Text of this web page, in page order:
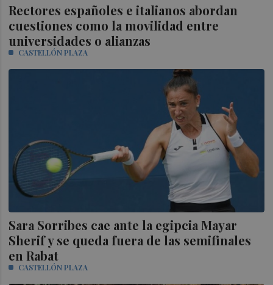
Rectores españoles e italianos abordan
cuestiones como la movilidad entre
universidades o alianzas
CASTELLÓN PLAZA
Sara Sorribes cae ante la egipcia Mayar
Sherif y se queda fuera de las semifinales
en Rabat
CASTELLÓN PLAZA